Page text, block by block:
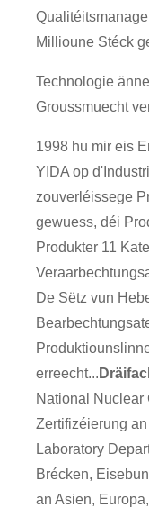
Millioune Stéck
Technologie
Groussmuecht
1998 hu mir eis
YIDA op
zouverléissege
gewuess, déi
Produkter 11
De Sëtz vun
erreecht...
National Nuclear
Zertifizéierung
Laboratory
Brécken,
an Asien,